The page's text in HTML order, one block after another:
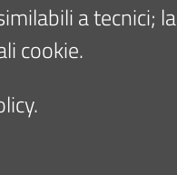
a tecnici; la
cookie.